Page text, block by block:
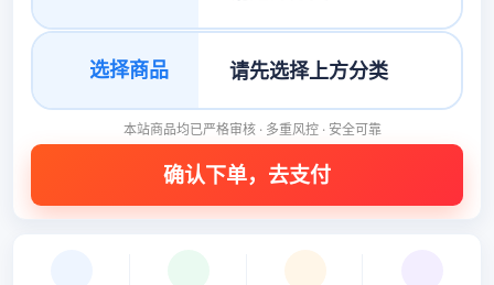
选择商品
本站商品均已严格审核 · 多重风控 · 安全可靠